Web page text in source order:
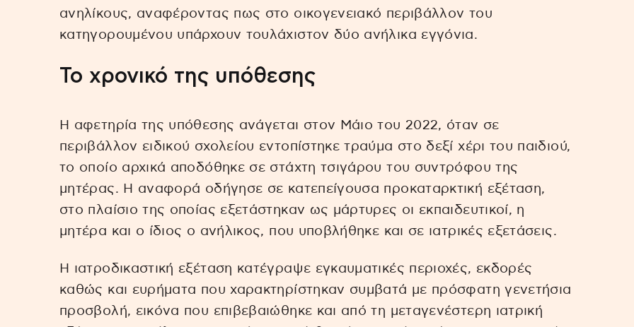
ανηλίκους, αναφέροντας πως στο οικογενειακό περιβάλλον του
κατηγορουμένου υπάρχουν τουλάχιστον δύο ανήλικα εγγόνια.
Το χρονικό της υπόθεσης
Η αφετηρία της υπόθεσης ανάγεται στον Μάιο του 2022, όταν σε
περιβάλλον ειδικού σχολείου εντοπίστηκε τραύμα στο δεξί χέρι του παιδιού,
το οποίο αρχικά αποδόθηκε σε στάχτη τσιγάρου του συντρόφου της
μητέρας. Η αναφορά οδήγησε σε κατεπείγουσα προκαταρκτική εξέταση,
στο πλαίσιο της οποίας εξετάστηκαν ως μάρτυρες οι εκπαιδευτικοί, η
μητέρα και ο ίδιος ο ανήλικος, που υποβλήθηκε και σε ιατρικές εξετάσεις.
Η ιατροδικαστική εξέταση κατέγραψε εγκαυματικές περιοχές, εκδορές
καθώς και ευρήματα που χαρακτηρίστηκαν συμβατά με πρόσφατη γενετήσια
προσβολή, εικόνα που επιβεβαιώθηκε και από τη μεταγενέστερη ιατρική